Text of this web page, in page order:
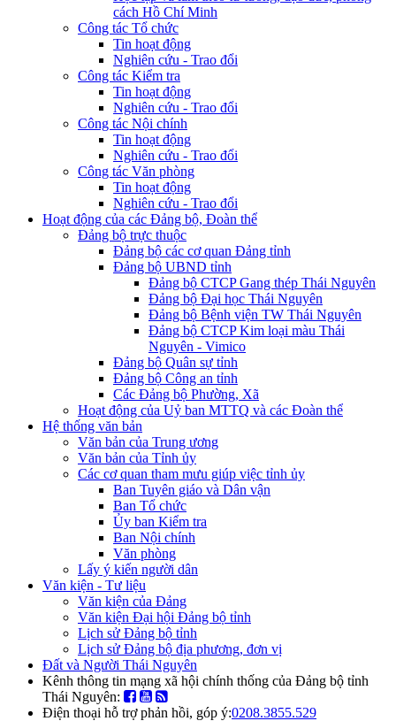
cách Hồ Chí Minh
Công tác Tổ chức
Tin hoạt động
Nghiên cứu - Trao đổi
Công tác Kiểm tra
Tin hoạt động
Nghiên cứu - Trao đổi
Công tác Nội chính
Tin hoạt động
Nghiên cứu - Trao đổi
Công tác Văn phòng
Tin hoạt động
Nghiên cứu - Trao đổi
Hoạt động của các Đảng bộ, Đoàn thể
Đảng bộ trực thuộc
Đảng bộ các cơ quan Đảng tỉnh
Đảng bộ UBND tỉnh
Đảng bộ CTCP Gang thép Thái Nguyên
Đảng bộ Đại học Thái Nguyên
Đảng bộ Bệnh viện TW Thái Nguyên
Đảng bộ CTCP Kim loại màu Thái
Nguyên - Vimico
Đảng bộ Quân sự tỉnh
Đảng bộ Công an tỉnh
Các Đảng bộ Phường, Xã
Hoạt động của Uỷ ban MTTQ và các Đoàn thể
Hệ thống văn bản
Văn bản của Trung ương
Văn bản của Tỉnh ủy
Các cơ quan tham mưu giúp việc tỉnh ủy
Ban Tuyên giáo và Dân vận
Ban Tổ chức
Ủy ban Kiểm tra
Ban Nội chính
Văn phòng
Lấy ý kiến người dân
Văn kiện - Tư liệu
Văn kiện của Đảng
Văn kiện Đại hội Đảng bộ tỉnh
Lịch sử Đảng bộ tỉnh
Lịch sử Đảng bộ địa phương, đơn vị
Đất và Người Thái Nguyên
Kênh thông tin mạng xã hội chính thống của Đảng bộ tỉnh
Thái Nguyên:
Điện thoại hỗ trợ phản hồi, góp ý:0208.3855.529